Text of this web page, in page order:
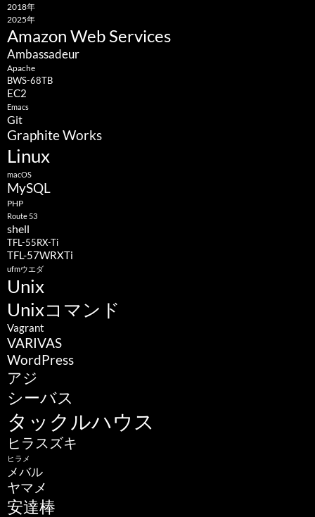
2018年
2025年
Amazon Web Services
Ambassadeur
Apache
BWS-68TB
EC2
Emacs
Git
Graphite Works
Linux
macOS
MySQL
PHP
Route 53
shell
TFL-55RX-Ti
TFL-57WRXTi
ufmウエダ
Unix
Unixコマンド
Vagrant
VARIVAS
WordPress
アジ
シーバス
タックルハウス
ヒラスズキ
ヒラメ
メバル
ヤマメ
安達棒